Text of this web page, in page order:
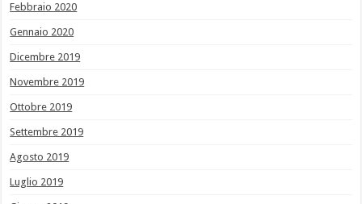
Febbraio 2020
Gennaio 2020
Dicembre 2019
Novembre 2019
Ottobre 2019
Settembre 2019
Agosto 2019
Luglio 2019